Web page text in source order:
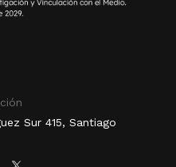
Sur 415, Santiago